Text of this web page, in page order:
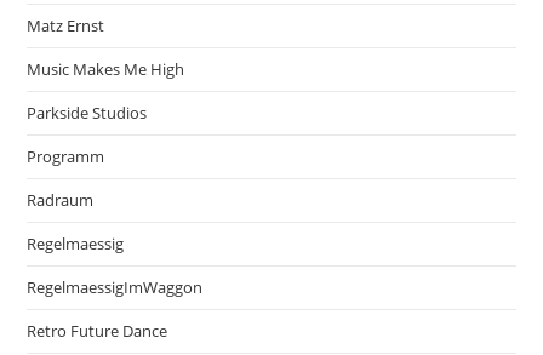
Matz Ernst
Music Makes Me High
Parkside Studios
Programm
Radraum
Regelmaessig
RegelmaessigImWaggon
Retro Future Dance